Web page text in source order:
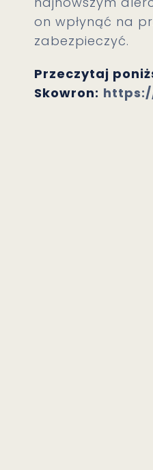
on wpłynąć na
zabezpieczyć.
Przeczytaj
Skowron: